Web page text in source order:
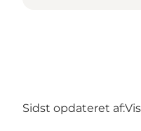
Sidst opdateret af: